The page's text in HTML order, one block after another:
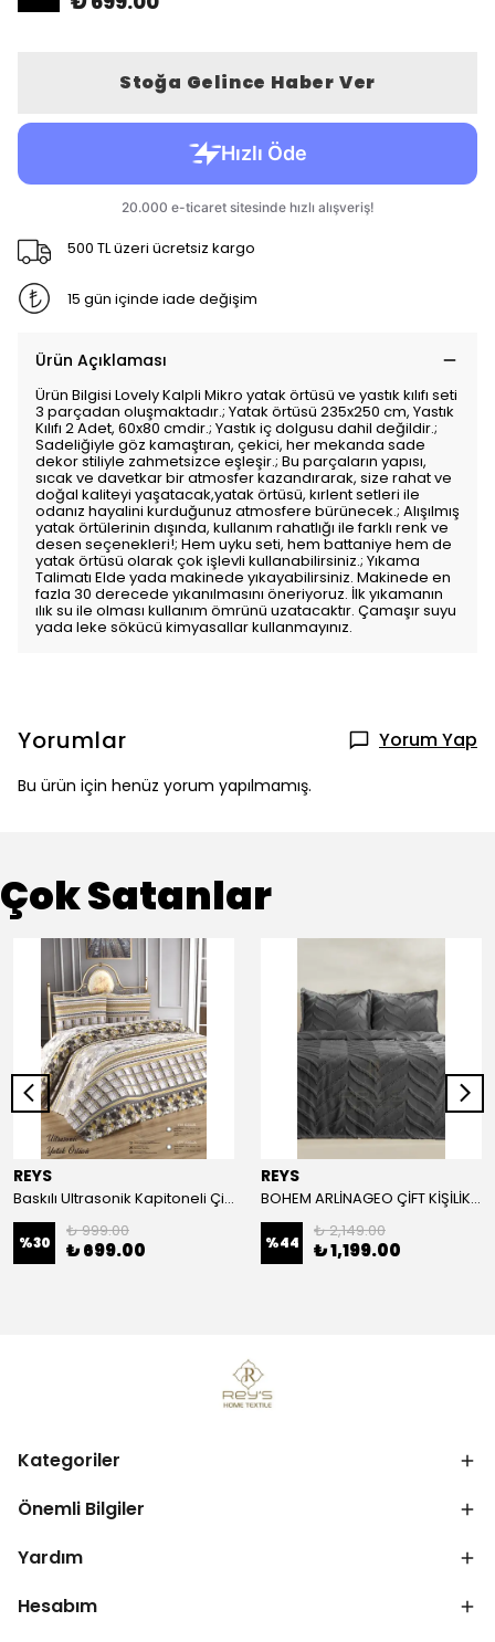
Stoğa Gelince Haber Ver
500 TL üzeri ücretsiz kargo
15 gün içinde iade değişim
Ürün Açıklaması
Ürün Bilgisi Lovely Kalpli Mikro yatak örtüsü ve yastık kılıfı seti
3 parçadan oluşmaktadır.; Yatak örtüsü 235x250 cm, Yastık
Kılıfı 2 Adet, 60x80 cmdir.; Yastık iç dolgusu dahil değildir.;
Sadeliğiyle göz kamaştıran, çekici, her mekanda sade
dekor stiliyle zahmetsizce eşleşir.; Bu parçaların yapısı,
sıcak ve davetkar bir atmosfer kazandırarak, size rahat ve
doğal kaliteyi yaşatacak,yatak örtüsü, kırlent setleri ile
odanız hayalini kurduğunuz atmosfere bürünecek.; Alışılmış
yatak örtülerinin dışında, kullanım rahatlığı ile farklı renk ve
desen seçenekleri!; Hem uyku seti, hem battaniye hem de
yatak örtüsü olarak çok işlevli kullanabilirsiniz.; Yıkama
Talimatı Elde yada makinede yıkayabilirsiniz. Makinede en
fazla 30 derecede yıkanılmasını öneriyoruz. İlk yıkamanın
ılık su ile olması kullanım ömrünü uzatacaktır. Çamaşır suyu
yada leke sökücü kimyasallar kullanmayınız.
Yorumlar Yorum Yap
Bu ürün için henüz yorum yapılmamış.
Çok Satanlar
REYS
Baskılı Ultrasonik Kapitoneli Çift Kişilik Yatak Örtüsü
%30
₺ 999.00
₺ 699.00
REYS
BOHEM ARLİNAGEO ÇİFT KİŞİLİK YATAK ÖRTÜSÜ TAKIMI 230x240 - ANTRASİT -
%44
₺ 2,149.00
₺ 1,199.00
Kategoriler
Önemli Bilgiler
Yardım
Hesabım